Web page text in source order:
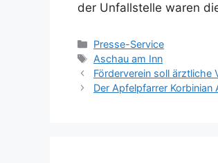
der Unfallstelle waren
Kategorien
Presse-Service
Schlagwörter
Aschau am Inn
Förderverein soll ärztliche
Der Apfelpfarrer Korbinian